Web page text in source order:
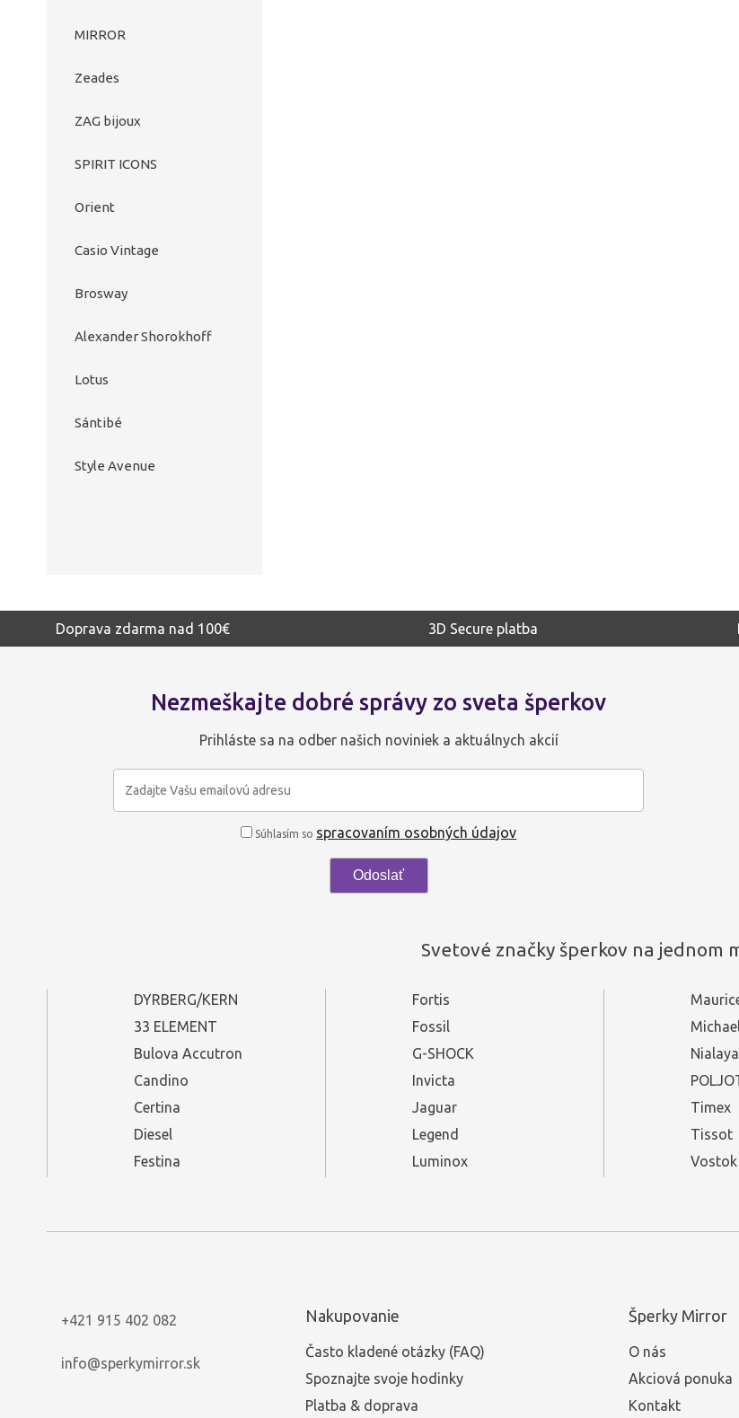
MIRROR
Zeades
ZAG bijoux
SPIRIT ICONS
Orient
Casio Vintage
Brosway
Alexander Shorokhoff
Lotus
Sántibé
Style Avenue
Doprava zdarma nad 100€ 3D Secure platba
Nezmeškajte dobré správy zo sveta šperkov
Prihláste sa na odber našich noviniek a aktuálnych akcií
Súhlasím so spracovaním osobných údajov
Svetové značky šperkov na jednom
DYRBERG/KERN
33 ELEMENT
Bulova Accutron
Candino
Certina
Diesel
Festina
Fortis
Fossil
G-SHOCK
Invicta
Jaguar
Legend
Luminox
Nialaya
Timex
Tissot
Vostok
+421 915 402 082
info@sperkymirror.sk
Nakupovanie
Často kladené otázky (FAQ)
Spoznajte svoje hodinky
Platba & doprava
Šperky Mirror
O nás
Akciová ponuka
Kontakt